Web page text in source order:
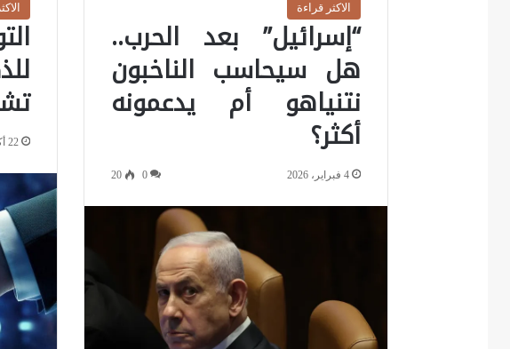
الاكثر قراءة
“إسرائيل” بعد الحرب..
هل سيحاسب الناخبون
نتنياهو أم يدعمونه
أكثر؟
4 فبراير، 2026 0
20
22 أكتوبر، 2025